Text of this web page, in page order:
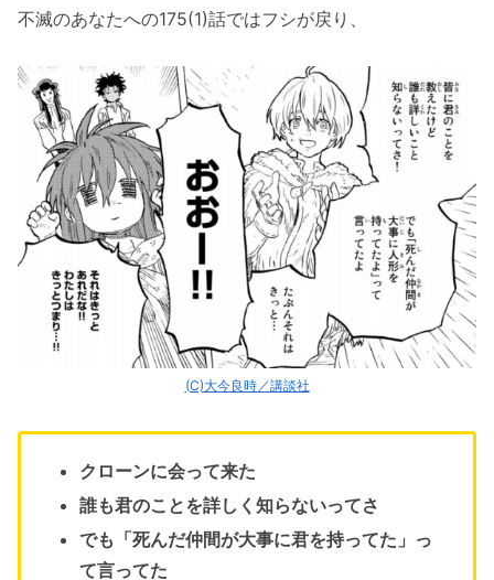
不滅のあなたへの175(1)話ではフシが戻り、
(C)大今良時／講談社
クローンに会って来た
誰も君のことを詳しく知らないってさ
でも「死んだ仲間が大事に君を持ってた」っ
て言ってた